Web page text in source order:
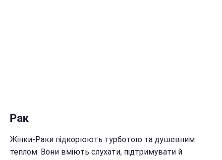
Рак
Жінки-Раки підкорюють турботою та душевним
теплом. Вони вміють слухати, підтримувати й